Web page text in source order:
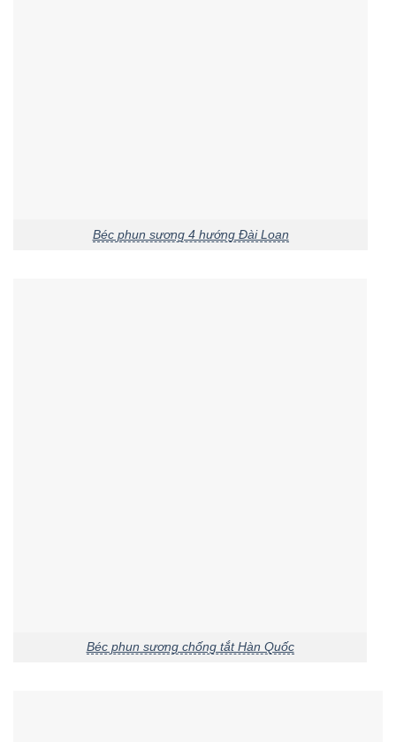
Béc phun sương 4 hướng Đài Loan
Béc phun sương chống tắt Hàn Quốc